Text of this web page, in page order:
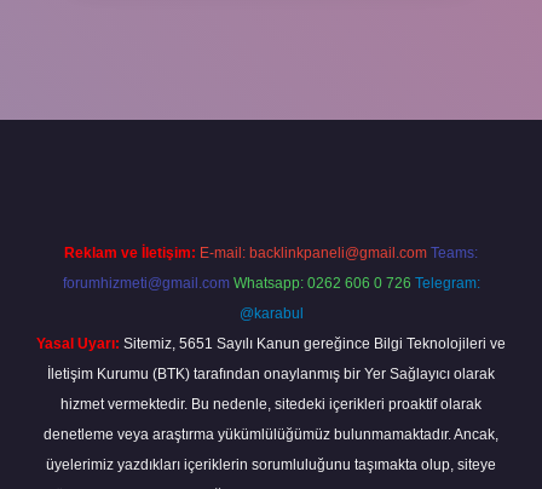
Reklam ve İletişim: E-mail: backlinkpaneli@gmail.com Teams:
forumhizmeti@gmail.com Whatsapp: 0262 606 0 726 Telegram:
@karabul
Yasal Uyarı: Sitemiz, 5651 Sayılı Kanun gereğince Bilgi Teknolojileri ve
İletişim Kurumu (BTK) tarafından onaylanmış bir Yer Sağlayıcı olarak
hizmet vermektedir. Bu nedenle, sitedeki içerikleri proaktif olarak
denetleme veya araştırma yükümlülüğümüz bulunmamaktadır. Ancak,
üyelerimiz yazdıkları içeriklerin sorumluluğunu taşımakta olup, siteye